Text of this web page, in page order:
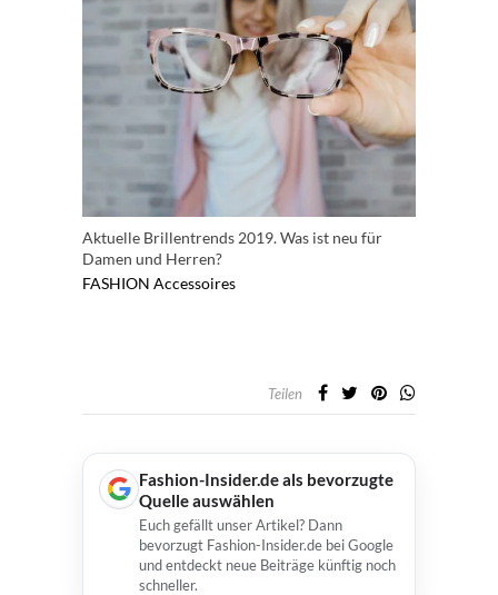
Aktuelle Brillentrends 2019. Was ist neu für
Damen und Herren?
FASHION Accessoires
Teilen
Fashion-Insider.de als bevorzugte
Quelle auswählen
Euch gefällt unser Artikel? Dann
bevorzugt Fashion-Insider.de bei Google
und entdeckt neue Beiträge künftig noch
schneller.